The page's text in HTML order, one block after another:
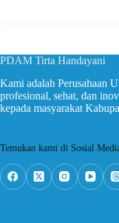
PDAM Tirta Handayani
Kami adalah Perusahaan
profesional, sehat, dan
kepada masyarakat
Temukan kami di Sosial